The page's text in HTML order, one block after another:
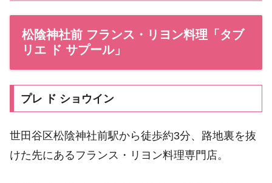
松陰神社前 フランス・リヨン料理「タブ
リエ ド サプール」
プレ ド ショウイン
世田谷区松陰神社前駅から徒歩約3分、路地裏を抜
けた先にあるフランス・リヨン料理専門店。